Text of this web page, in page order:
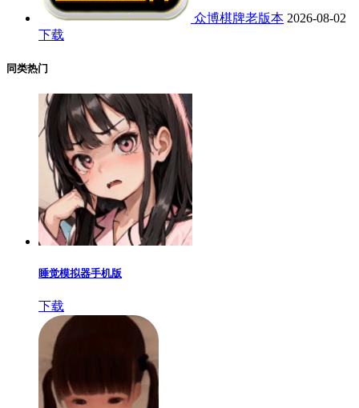
众博棋牌老版本 2026-08-02
下载
同类热门
睡觉模拟器手机版
下载